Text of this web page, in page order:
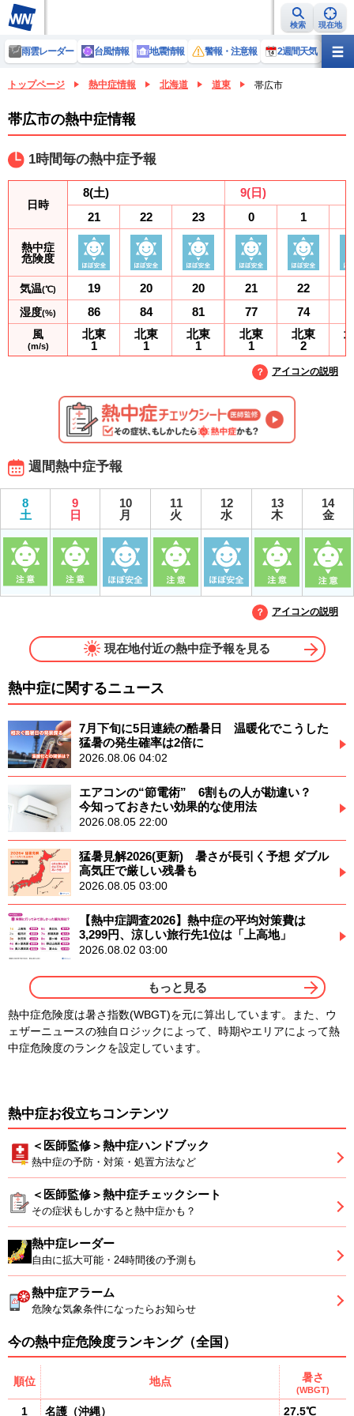
検索 現在地
雨雲レーダー 台風情報 地震情報 警報・注意報 2週間天気 ラ
トップページ 熱中症情報 北海道 道東 帯広市
帯広市の熱中症情報
1時間毎の熱中症予報
日時
熱中症
危険度
気温(℃)
湿度(%)
風
(m/s)
8(土)
21
19
86
北東
1
22
20
84
北東
1
23
20
81
北東
1
9(日)
0
21
77
北東
1
1
22
74
北東
2
アイコンの説明
週間熱中症予報
8
土
9
日
10
月
11
火
12
水
13
木
14
金
アイコンの説明
現在地付近の熱中症予報を見る
熱中症に関するニュース
7月下旬に5日連続の酷暑日 温暖化でこうした
猛暑の発生確率は2倍に
2026.08.06 04:02
エアコンの“節電術” 6割もの人が勘違い？
今知っておきたい効果的な使用法
2026.08.05 22:00
猛暑見解2026(更新) 暑さが長引く予想 ダブル
高気圧で厳しい残暑も
2026.08.05 03:00
【熱中症調査2026】熱中症の平均対策費は
3,299円、涼しい旅行先1位は「上高地」
2026.08.02 03:00
もっと見る
熱中症危険度は暑さ指数(WBGT)を元に算出しています。また、ウ
ェザーニュースの独自ロジックによって、時期やエリアによって熱
中症危険度のランクを設定しています。
熱中症お役立ちコンテンツ
＜医師監修＞熱中症ハンドブック
熱中症の予防・対策・処置方法など
＜医師監修＞熱中症チェックシート
その症状もしかすると熱中症かも？
熱中症レーダー
自由に拡大可能・24時間後の予測も
熱中症アラーム
危険な気象条件になったらお知らせ
今の熱中症危険度ランキング（全国）
順位 地点 暑さ
(WBGT)
1 名護 （沖縄） 27.5℃